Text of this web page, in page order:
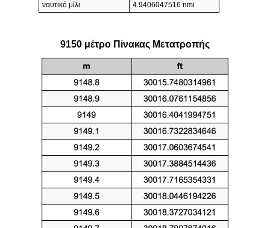
ναυτικό μίλι
4.9406047516 nmi
9150 μέτρο Πίνακας Μετατροπής